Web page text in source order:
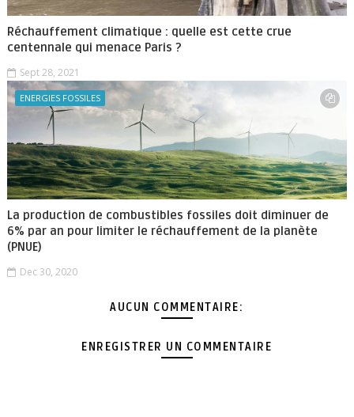
Réchauffement climatique : quelle est cette crue
centennale qui menace Paris ?
Sept 28, 2021
ENERGIES FOSSILES
La production de combustibles fossiles doit diminuer de
6% par an pour limiter le réchauffement de la planète
(PNUE)
Dec 30, 2020
AUCUN COMMENTAIRE:
ENREGISTRER UN COMMENTAIRE